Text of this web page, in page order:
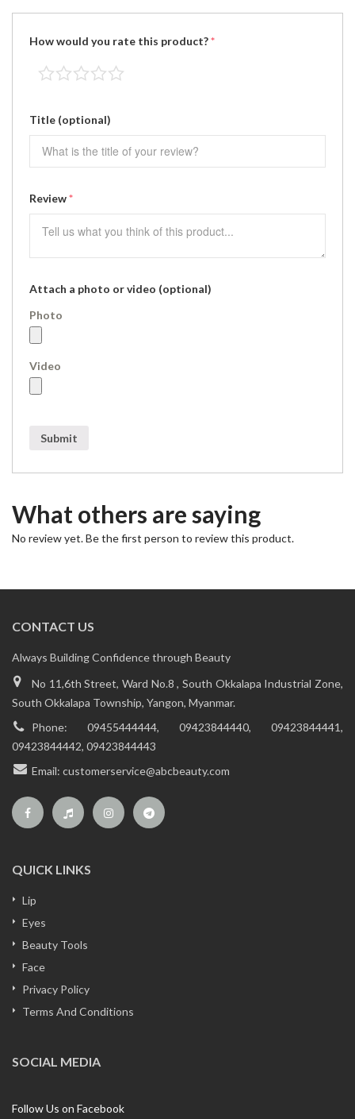
How would you rate this product?*
Title (optional)
Review*
Attach a photo or video (optional)
Photo
Video
Submit
What others are saying
No review yet. Be the first person to review this product.
CONTACT US
Always Building Confidence through Beauty
No 11,6th Street, Ward No.8 , South Okkalapa Industrial Zone,
South Okkalapa Township, Yangon, Myanmar.
Phone: 09455444444, 09423844440, 09423844441,
09423844442, 09423844443
Email: customerservice@abcbeauty.com
QUICK LINKS
Lip
Eyes
Beauty Tools
Face
Privacy Policy
Terms And Conditions
SOCIAL MEDIA
Follow Us on Facebook